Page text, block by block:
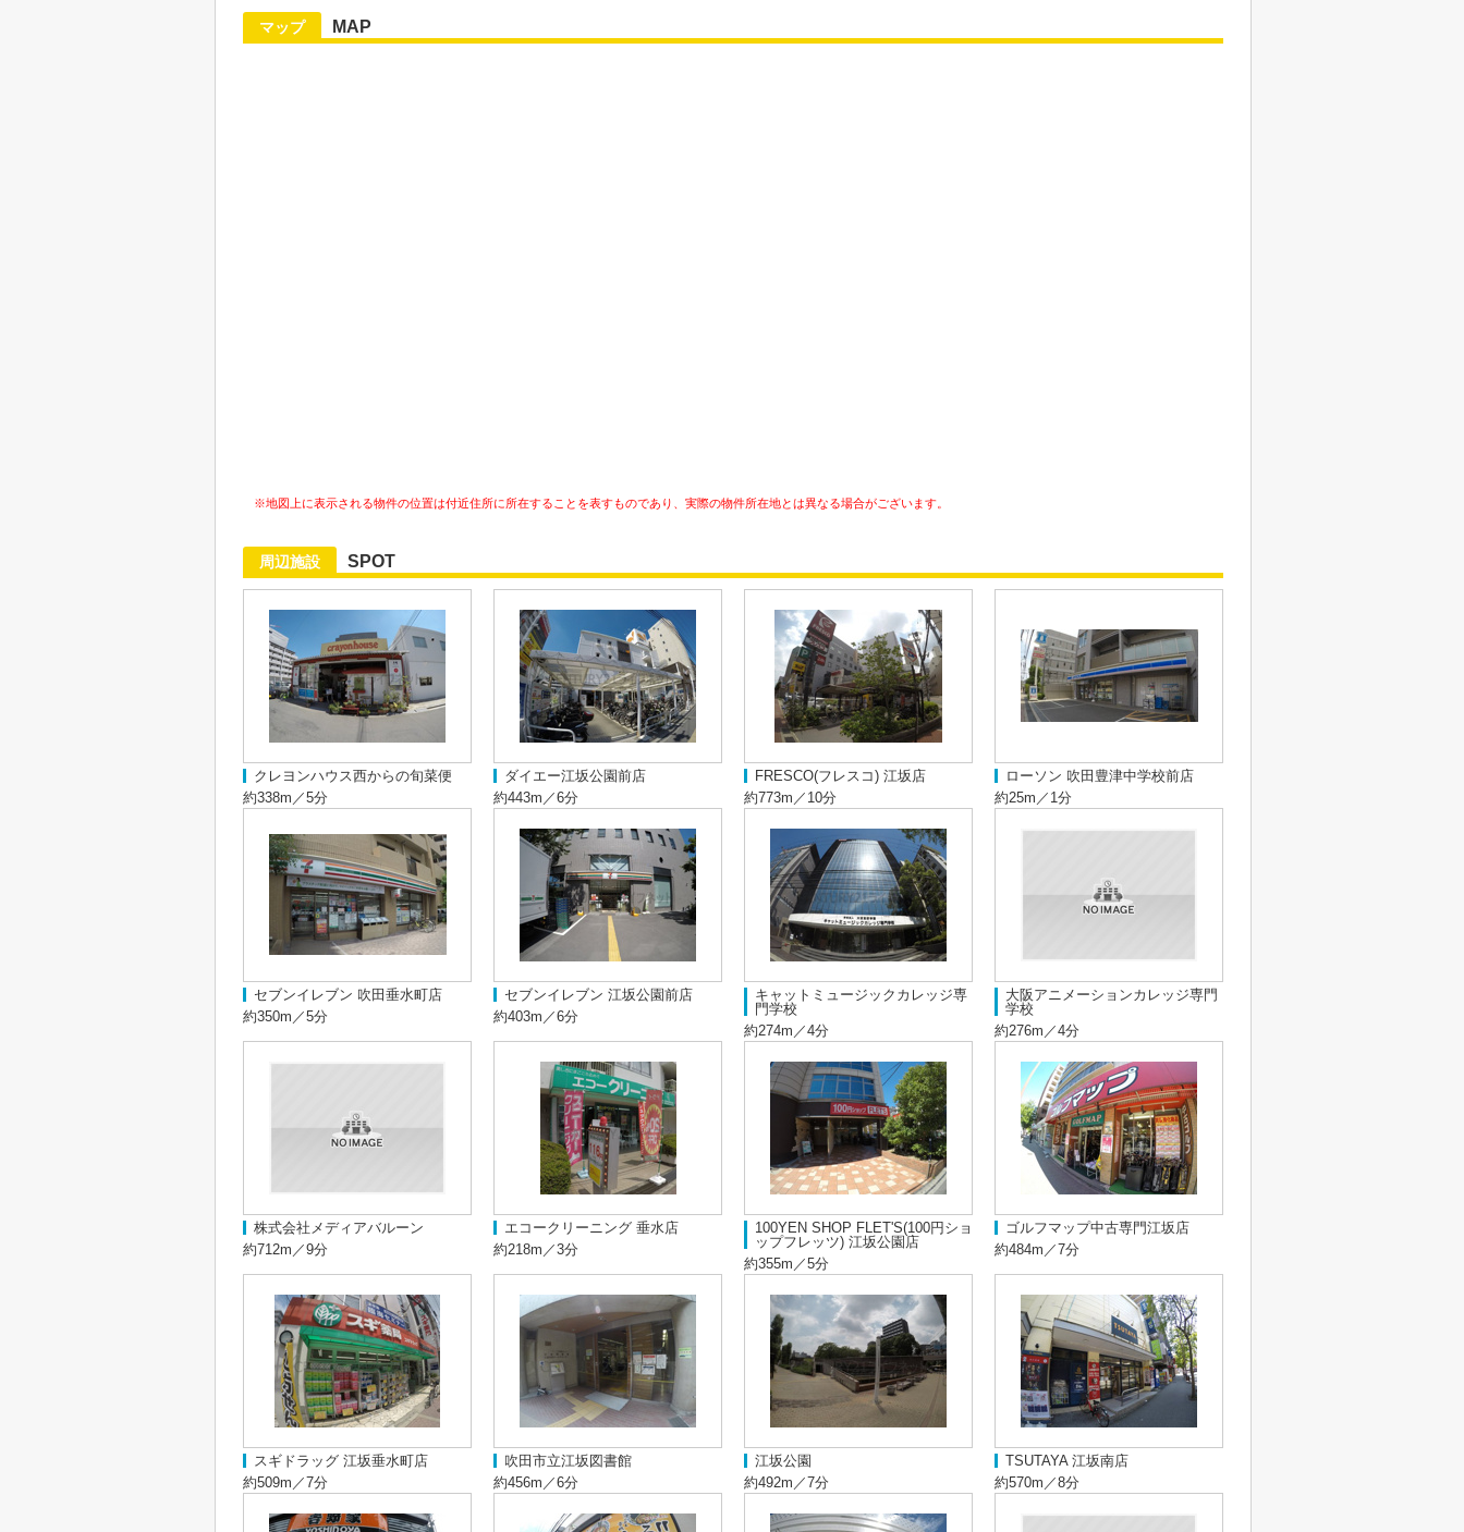
マップ MAP
※地図上に表示される物件の位置は付近住所に所在することを表すものであり、実際の物件所在地とは異なる場合がございます。
周辺施設 SPOT
クレヨンハウス西からの旬菜便
約338m／5分
ダイエー江坂公園前店
約443m／6分
FRESCO(フレスコ) 江坂店
約773m／10分
ローソン 吹田豊津中学校前店
約25m／1分
セブンイレブン 吹田垂水町店
約350m／5分
セブンイレブン 江坂公園前店
約403m／6分
キャットミュージックカレッジ専
門学校
約274m／4分
大阪アニメーションカレッジ専門
学校
約276m／4分
株式会社メディアバルーン
約712m／9分
エコークリーニング 垂水店
約218m／3分
100YEN SHOP FLET'S(100円ショ
ップフレッツ) 江坂公園店
約355m／5分
ゴルフマップ中古専門江坂店
約484m／7分
スギドラッグ 江坂垂水町店
約509m／7分
吹田市立江坂図書館
約456m／6分
江坂公園
約492m／7分
TSUTAYA 江坂南店
約570m／8分